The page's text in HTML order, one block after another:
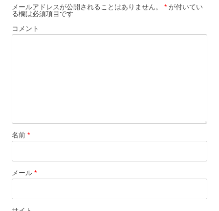
ー
シ
ョ
メールアドレスが公開されることはありません。 * が付いてい
る欄は必須項目です
コメント
名前 *
メール *